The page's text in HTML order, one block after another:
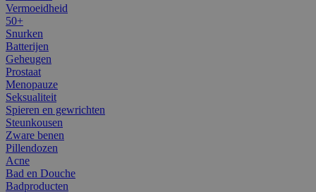
Vermoeidheid
50+
Snurken
Batterijen
Geheugen
Prostaat
Menopauze
Seksualiteit
Spieren en gewrichten
Steunkousen
Zware benen
Pillendozen
Acne
Bad en Douche
Badproducten